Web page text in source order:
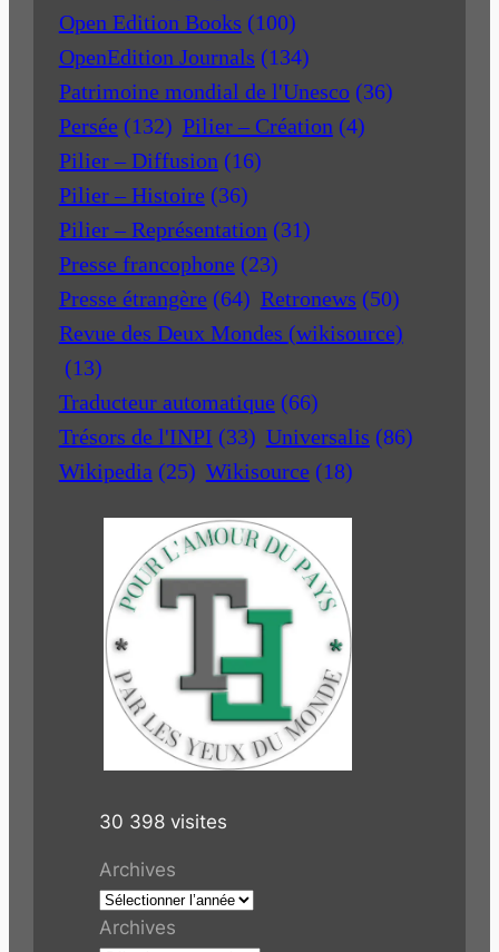
Open Edition Books (100)
OpenEdition Journals (134)
Patrimoine mondial de l'Unesco (36)
Persée (132) Pilier – Création (4)
Pilier – Diffusion (16)
Pilier – Histoire (36)
Pilier – Représentation (31)
Presse francophone (23)
Presse étrangère (64) Retronews (50)
Revue des Deux Mondes (wikisource)
(13)
Traducteur automatique (66)
Trésors de l'INPI (33) Universalis (86)
Wikipedia (25) Wikisource (18)
30 398 visites
Archives
Archives